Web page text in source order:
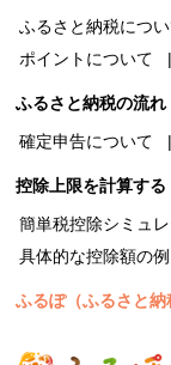
ふるさと納税につ
ポイントについて
ふるさと納税の流れ
確定申告について
控除上限を計算する
簡単税控除シミュ
具体的な控除額の例
ふるぽ（ふるさと